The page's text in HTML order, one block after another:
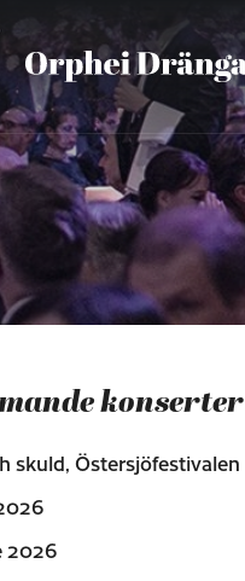
konserter
skuld, Östersjöfestivalen
2026